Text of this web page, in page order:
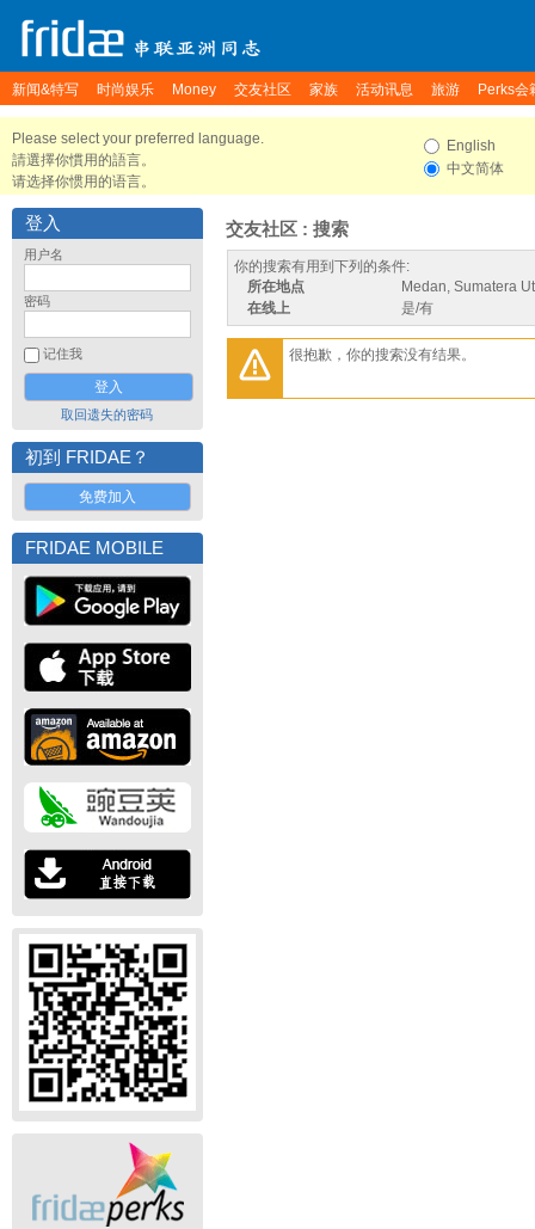
新闻&特写 时尚娱乐 Money 交友社区 家族 活动讯息 旅游 Perks会
Please select your preferred language.
請選擇你慣用的語言。
请选择你惯用的语言。
English
中文简体
登入
用户名
密码
记住我
取回遗失的密码
初到 FRIDAE？
免费加入
FRIDAE MOBILE
交友社区 : 搜索
你的搜索有用到下列的条件:
所在地点
Medan, Sumatera
在线上
是/有
很抱歉，你的搜索没有结果。